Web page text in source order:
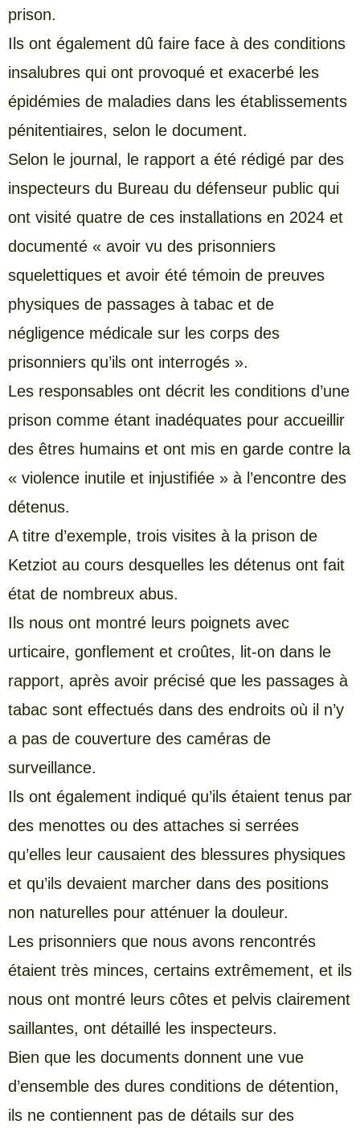
prison.
Ils ont également dû faire face à des conditions
insalubres qui ont provoqué et exacerbé les
épidémies de maladies dans les établissements
pénitentiaires, selon le document.
Selon le journal, le rapport a été rédigé par des
inspecteurs du Bureau du défenseur public qui
ont visité quatre de ces installations en 2024 et
documenté « avoir vu des prisonniers
squelettiques et avoir été témoin de preuves
physiques de passages à tabac et de
négligence médicale sur les corps des
prisonniers qu’ils ont interrogés ».
Les responsables ont décrit les conditions d’une
prison comme étant inadéquates pour accueillir
des êtres humains et ont mis en garde contre la
« violence inutile et injustifiée » à l’encontre des
détenus.
A titre d’exemple, trois visites à la prison de
Ketziot au cours desquelles les détenus ont fait
état de nombreux abus.
Ils nous ont montré leurs poignets avec
urticaire, gonflement et croûtes, lit-on dans le
rapport, après avoir précisé que les passages à
tabac sont effectués dans des endroits où il n’y
a pas de couverture des caméras de
surveillance.
Ils ont également indiqué qu’ils étaient tenus par
des menottes ou des attaches si serrées
qu’elles leur causaient des blessures physiques
et qu’ils devaient marcher dans des positions
non naturelles pour atténuer la douleur.
Les prisonniers que nous avons rencontrés
étaient très minces, certains extrêmement, et ils
nous ont montré leurs côtes et pelvis clairement
saillantes, ont détaillé les inspecteurs.
Bien que les documents donnent une vue
d’ensemble des dures conditions de détention,
ils ne contiennent pas de détails sur des